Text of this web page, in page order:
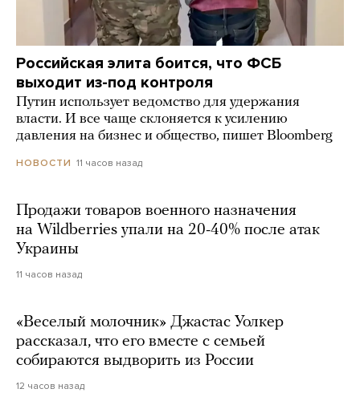
Российская элита боится, что ФСБ
выходит из-под контроля
Путин использует ведомство для удержания
власти. И все чаще склоняется к усилению
давления на бизнес и общество, пишет Bloomberg
НОВОСТИ 11 часов назад
Продажи товаров военного назначения
на Wildberries упали на 20-40% после атак
Украины
11 часов назад
«Веселый молочник» Джастас Уолкер
рассказал, что его вместе с семьей
собираются выдворить из России
12 часов назад